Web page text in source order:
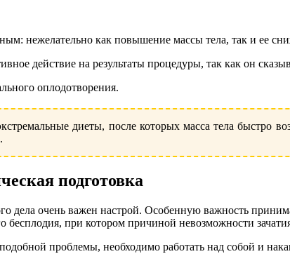
нежелательно как повышение массы тела, так и ее
действие на результаты процедуры, так как он
оплодотворения.
диеты, после которых масса тела быстро
подготовка
дела очень важен настрой. Особенную важность
бесплодия, при котором причиной невозможности
проблемы, необходимо работать над собой и